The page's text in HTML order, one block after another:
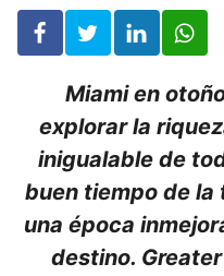
e
Miami en
explorar la
inigualable de
buen tiempo de
una época
destino.